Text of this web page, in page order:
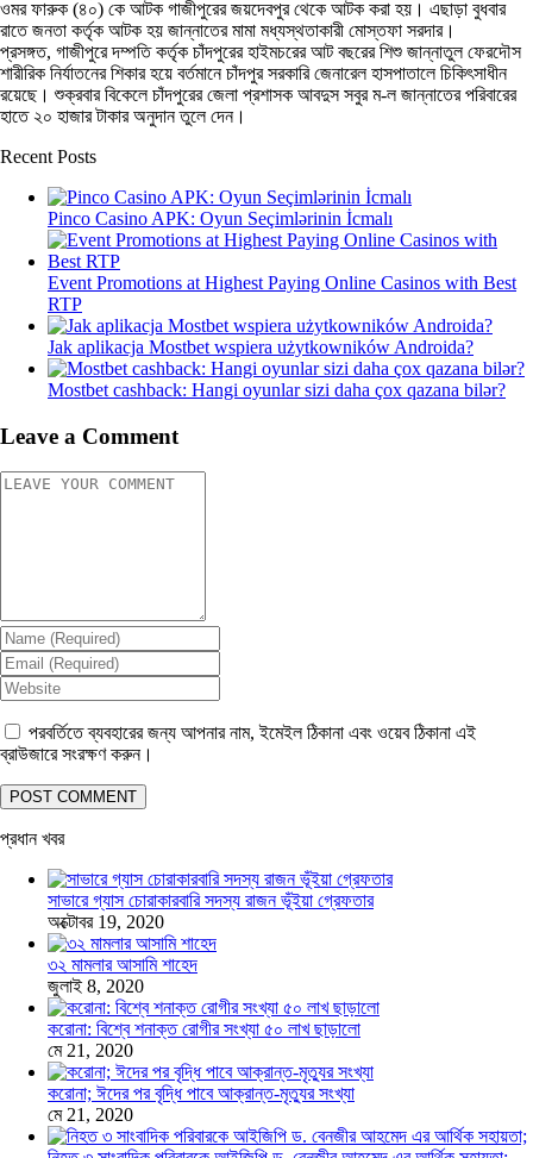
ওমর ফারুক (৪০) কে আটক গাজীপুরের জয়দেবপুর থেকে আটক করা হয়। এছাড়া বুধবার
রাতে জনতা কর্তৃক আটক হয় জান্নাতের মামা মধ্যস্থতাকারী মোস্তফা সরদার।
প্রসঙ্গত, গাজীপুরে দম্পতি কর্তৃক চাঁদপুরের হাইমচরের আট বছরের শিশু জান্নাতুল ফেরদৌস
শারীরিক নির্যাতনের শিকার হয়ে বর্তমানে চাঁদপুর সরকারি জেনারেল হাসপাতালে চিকিৎসাধীন
রয়েছে। শুক্রবার বিকেলে চাঁদপুরের জেলা প্রশাসক আবদুস সবুর ম-ল জান্নাতের পরিবারের
হাতে ২০ হাজার টাকার অনুদান তুলে দেন।
Recent Posts
Pinco Casino APK: Oyun Seçimlərinin İcmalı
Event Promotions at Highest Paying Online Casinos with Best
RTP
Jak aplikacja Mostbet wspiera użytkowników Androida?
Mostbet cashback: Hangi oyunlar sizi daha çox qazana bilər?
Leave a Comment
পরবর্তিতে ব্যবহারের জন্য আপনার নাম, ইমেইল ঠিকানা এবং ওয়েব ঠিকানা এই
ব্রাউজারে সংরক্ষণ করুন।
প্রধান খবর
সাভারে গ্যাস চোরাকারবারি সদস্য রাজন ভূঁইয়া গ্রেফতার
অক্টোবর 19, 2020
৩২ মামলার আসামি শাহেদ
জুলাই 8, 2020
করোনা: বিশ্বে শনাক্ত রোগীর সংখ্যা ৫০ লাখ ছাড়ালো
মে 21, 2020
করোনা; ঈদের পর বৃদ্ধি পাবে আক্রান্ত-মৃত্যুর সংখ্যা
মে 21, 2020